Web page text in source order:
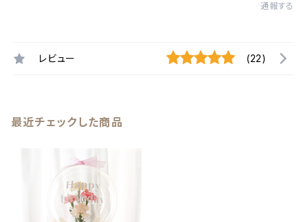
通報する
レビュー (22)
最近チェックした商品